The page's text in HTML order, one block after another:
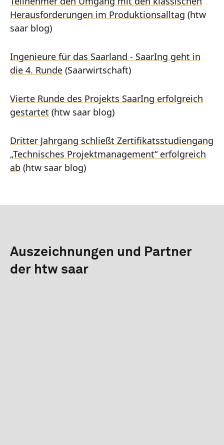
Herausforderungen im Produktionsalltag (htw
saar blog)
Ingenieure für das Saarland - SaarIng geht in
die 4. Runde (Saarwirtschaft)
Vierte Runde des Projekts SaarIng erfolgreich
gestartet (htw saar blog)
Dritter Jahrgang schließt Zertifikatsstudiengang
„Technisches Projektmanagement“ erfolgreich
ab (htw saar blog)
Auszeichnungen und Partner
der htw saar